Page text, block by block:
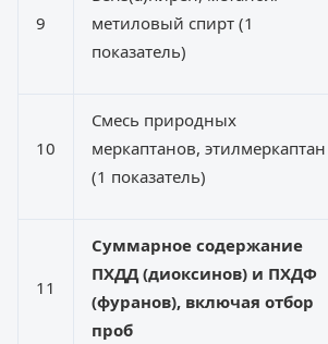
9
метиловый спирт (1
показатель)
10
Смесь природных
меркаптанов, этилмеркаптан
(1 показатель)
11
Суммарное содержание
ПХДД (диоксинов) и ПХДФ
(фуранов), включая отбор
проб